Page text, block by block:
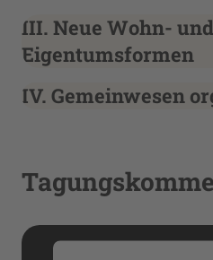
III. Neue Wohn- und
Eigentumsformen
IV. Gemeinwesen